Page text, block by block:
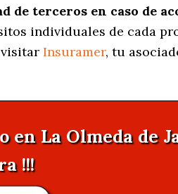
de terceros en caso de
individuales de cada
visitar Insuramer, tu
en La Olmeda de
!!!